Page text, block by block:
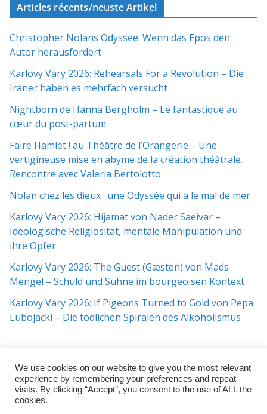
Articles récents/neuste Artikel
Christopher Nolans Odyssee: Wenn das Epos den
Autor herausfordert
Karlovy Vary 2026: Rehearsals For a Revolution – Die
Iraner haben es mehrfach versucht
Nightborn de Hanna Bergholm – Le fantastique au
cœur du post-partum
Faire Hamlet ! au Théâtre de l’Orangerie – Une
vertigineuse mise en abyme de la création théâtrale.
Rencontre avec Valeria Bertolotto
Nolan chez les dieux : une Odyssée qui a le mal de mer
Karlovy Vary 2026: Hijamat von Nader Saeivar​​ –
Ideologische Religiosität, mentale Manipulation und
ihre Opfer
Karlovy Vary 2026: The Guest (Gæsten) von Mads
Mengel – Schuld und Sühne im bourgeoisen Kontext
Karlovy Vary 2026: If Pigeons Turned to Gold von Pepa
Lubojacki – Die tödlichen Spiralen des Alkoholismus
We use cookies on our website to give you the most relevant
experience by remembering your preferences and repeat
visits. By clicking “Accept”, you consent to the use of ALL the
cookies.